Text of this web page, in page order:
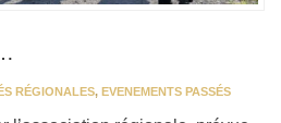
RÉGIONALES, EVENEMENTS PASSÉS